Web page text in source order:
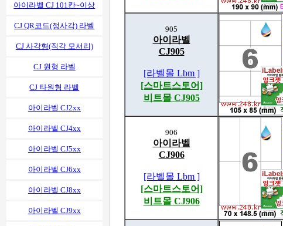
아이라벨 CJ 101칸~이상
CJ QR코드(정사각) 라벨
CJ 사각형(직각 모서리)
CJ 원형 라벨
CJ 타원형 라벨
아이라벨 CJ2xx
아이라벨 CJ4xx
아이라벨 CJ5xx
아이라벨 CJ6xx
아이라벨 CJ8xx
아이라벨 CJ9xx
905
아이라벨
CJ905
[라벨몰 Lbm ]
[스마트스토어]
비트몰 CJ905
906
아이라벨
CJ906
[라벨몰 Lbm ]
[스마트스토어]
비트몰 CJ906